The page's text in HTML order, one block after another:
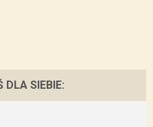
DLA SIEBIE: